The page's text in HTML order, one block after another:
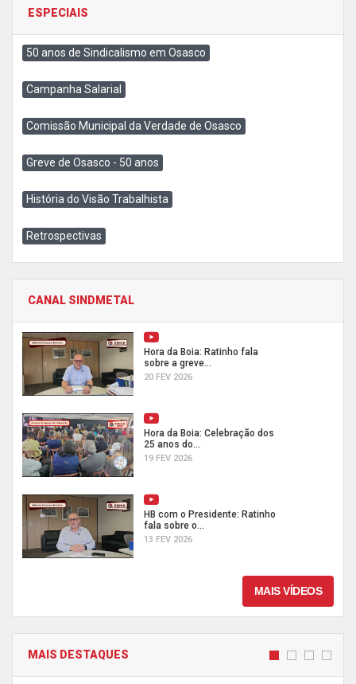
ESPECIAIS
50 anos de Sindicalismo em Osasco
Campanha Salarial
Comissão Municipal da Verdade de Osasco
Greve de Osasco - 50 anos
História do Visão Trabalhista
Retrospectivas
CANAL SINDMETAL
Hora da Boia: Ratinho fala
sobre a greve...
20 FEV 2026
Hora da Boia: Celebração dos
25 anos do...
19 FEV 2026
HB com o Presidente: Ratinho
fala sobre o...
13 FEV 2026
MAIS VÍDEOS
MAIS DESTAQUES